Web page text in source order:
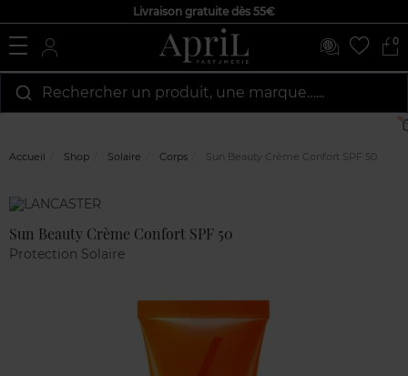
Livraison gratuite dès 55€
0
Rechercher un produit, une marque…...
Accueil Shop Solaire Corps Sun Beauty Crème Confort SPF 50
Marque
clients
Sun Beauty Crème Confort SPF 50
Protection Solaire